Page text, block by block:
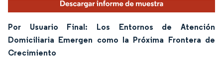
Por Usuario Final: Los Entornos de Atención
Domiciliaria Emergen como la Próxima Frontera de
Crecimiento